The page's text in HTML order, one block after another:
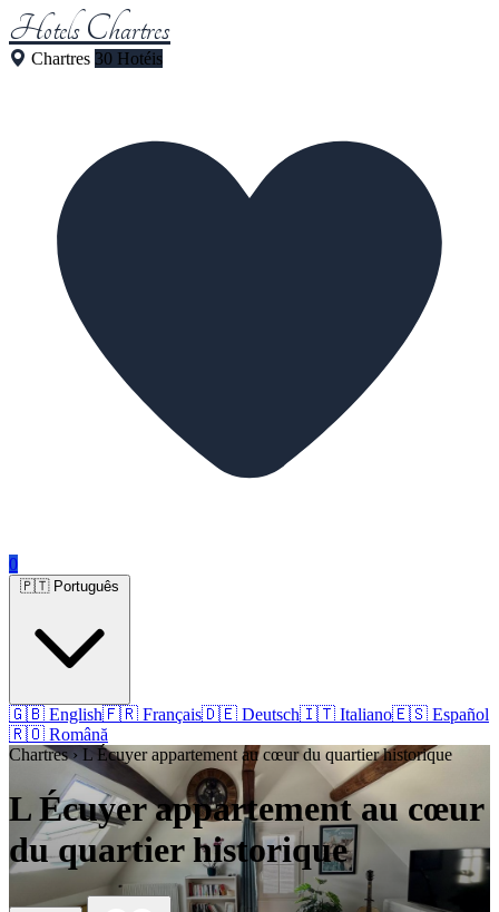
Hotels Chartres
Chartres 30 Hotéis
0
🇬🇧 English🇫🇷 Français🇩🇪 Deutsch🇮🇹 Italiano🇪🇸 Español
🇷🇴 Română
Chartres › L Écuyer appartement au cœur du quartier historique
L Écuyer appartement au cœur
du quartier historique